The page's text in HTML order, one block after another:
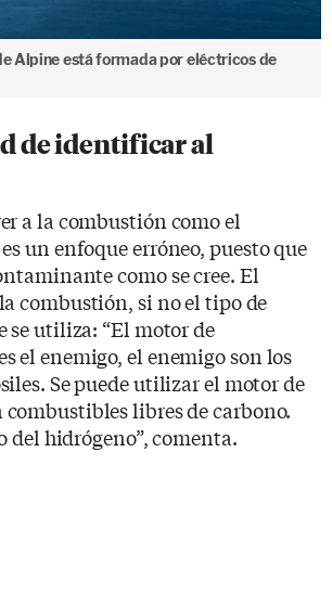
Alpine está formada por eléctricos de
de identificar al
a la combustión como el
un enfoque erróneo, puesto que
como se cree. El
combustión, si no el tipo de
se utiliza: “El motor de
el enemigo, el enemigo son los
Se puede utilizar el motor de
libres de carbono.
del hidrógeno”, comenta.